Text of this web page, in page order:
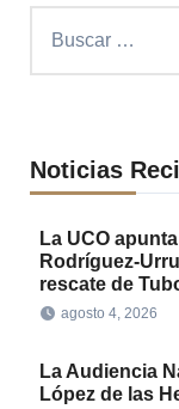
Noticias
La UCO
Rodríguez-
rescate de
agosto 4, 2026
La Audiencia
López de las